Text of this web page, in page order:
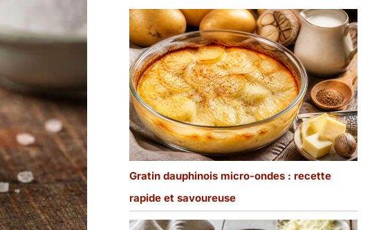
Gratin dauphinois micro-ondes : recette
rapide et savoureuse